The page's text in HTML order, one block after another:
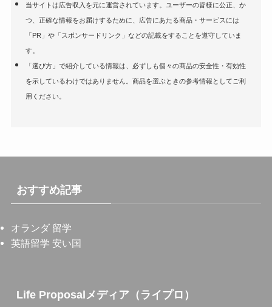
当サイトは広告収入を元に運営されています。ユーザーの皆様に公正、か
つ、正確な情報をお届けするために、広告にあたる商品・サービスには
「PR」や「スポンサードリンク」などの記載をすることを遵守していま
す。
「選び方」で紹介している情報は、必ずしも個々の商品の安全性・有効性
を示しているわけではありません。商品を選ぶときの参考情報としてご利
用ください。
おすすめ記事
オランダ 留学
英語留学 安い国
Life Proposalメディア（ライプロ）